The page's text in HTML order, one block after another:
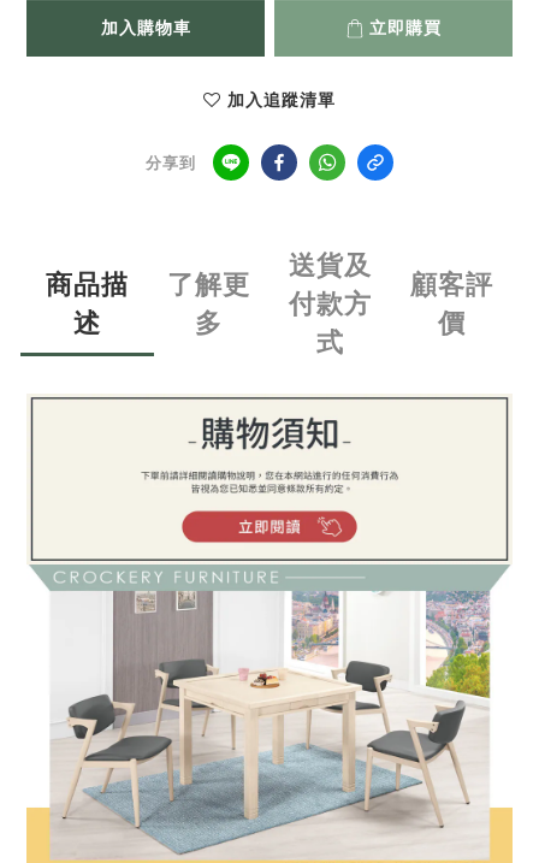
加入購物車 立即購買
加入追蹤清單
分享到
商品描
述
了解更
多
送貨及
付款方
式
顧客評
價